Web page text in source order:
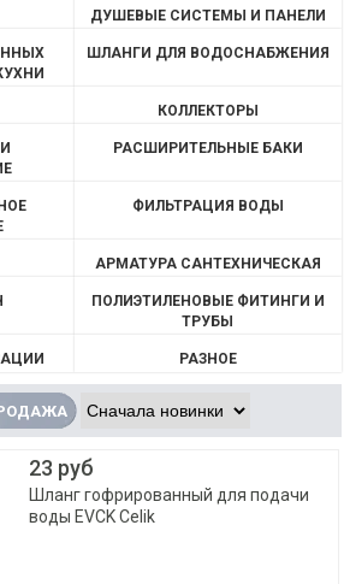
ДУШЕВЫЕ СИСТЕМЫ И ПАНЕЛИ
ШЛАНГИ ДЛЯ ВОДОСНАБЖЕНИЯ
КОЛЛЕКТОРЫ
РАСШИРИТЕЛЬНЫЕ БАКИ
ФИЛЬТРАЦИЯ ВОДЫ
АРМАТУРА САНТЕХНИЧЕСКАЯ
ПОЛИЭТИЛЕНОВЫЕ ФИТИНГИ И
ТРУБЫ
РАЗНОЕ
23 руб
Шланг гофрированный для подачи
воды EVCK Celik